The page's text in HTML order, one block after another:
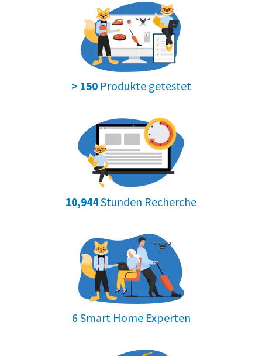
> 150Produkte getestet
10,944Stunden Recherche
6 Smart Home Experten